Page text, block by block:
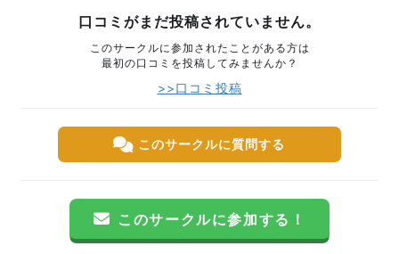
口コミがまだ投稿されていません。
このサークルに参加されたことがある方は
最初の口コミを投稿してみませんか？
>>口コミ投稿
このサークルに質問する
このサークルに参加する！